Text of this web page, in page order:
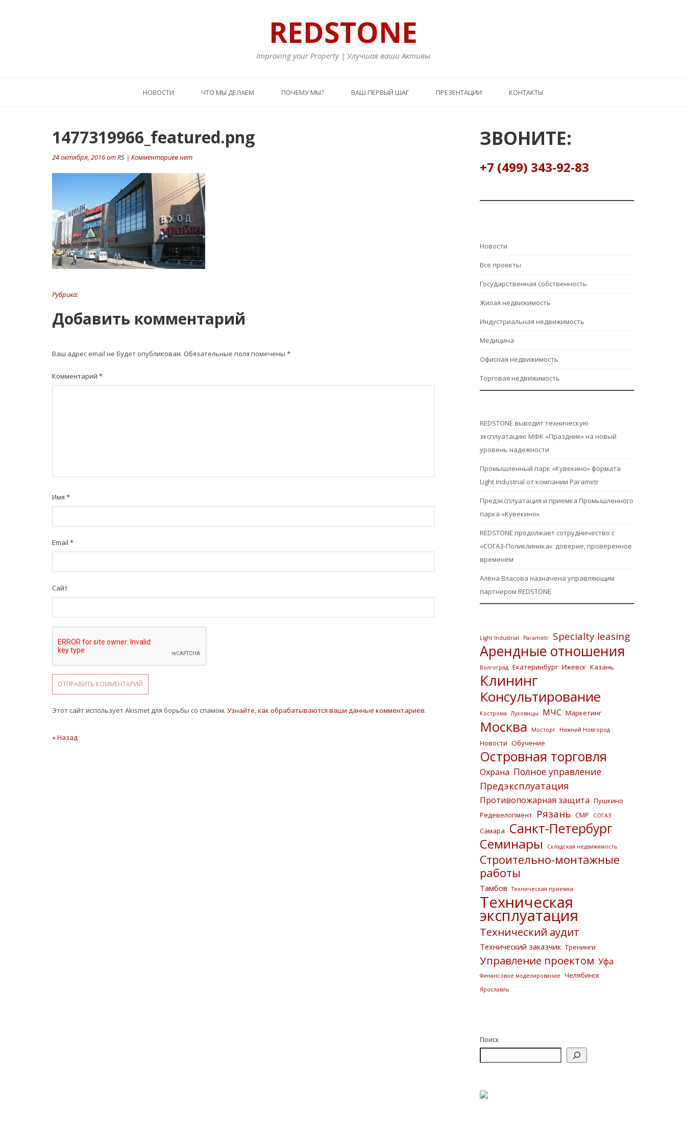
REDSTONE
Improving your Property | Улучшая ваши Активы
HОВОСТИ ЧТО МЫ ДЕЛАЕМ ПОЧЕМУ МЫ? ВАШ ПЕРВЫЙ ШАГ ПРЕЗЕНТАЦИИ КОНТАКТЫ
1477319966_featured.png
24 октября, 2016 отRS | Комментариев нет
Рубрика:
Добавить комментарий
Ваш адрес email не будет опубликован. Обязательные поля помечены *
Комментарий *
Имя *
Email *
Сайт
Этот сайт использует Akismet для борьбы со спамом. Узнайте, как обрабатываются ваши данные комментариев.
Навигация
« Назад
ЗВОНИТЕ:
+7 (499) 343-92-83
Hовости
Все проекты
Государственная собственность
Жилая недвижимость
Индустриальная недвижимость
Медицина
Офисная недвижимость
Торговая недвижимость
REDSTONE выводит техническую
эксплуатацию МФК «Праздник» на новый
уровень надежности
Промышленный парк «Кувекино» формата
Light Industrial от компании Parametr
Предэксплуатация и приемка Промышленного
парка «Кувекино»
REDSTONE продолжает сотрудничество с
«СОГАЗ-Поликлиника»: доверие, проверенное
временем
Алёна Власова назначена управляющим
партнером REDSTONE
Light Industrial Parametr Specialty leasing
Арендные отношения
Волгоград Екатеринбург Ижевск Казань
Клининг
Консультирование
Кострома Луховицы МЧС Маркетинг
Москва Мосторг Нижний Новгород
Новости Обучение
Островная торговля
Охрана Полное управление
Предэксплуатация
Противопожарная защита Пушкино
Редевелопмент Рязань СМР СОГАЗ
Самара
Санкт-Петербург
Семинары
Складская недвижимость
Строительно-монтажные
работы
Тамбов Техническая приемка
Техническая
эксплуатация
Технический аудит
Технический заказчик Тренинги
Управление проектом Уфа
Финансовое моделирование Челябинск
Ярославль
Поиск